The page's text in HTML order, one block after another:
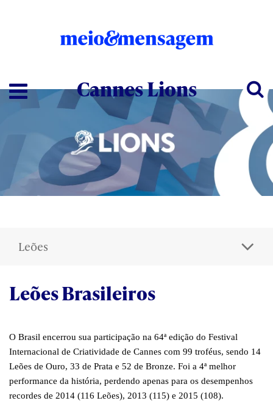
Cannes Lions
Leões
Leões Brasileiros
O Brasil encerrou sua participação na 64ª edição do Festival
Internacional de Criatividade de Cannes com 99 troféus, sendo 14
Leões de Ouro, 33 de Prata e 52 de Bronze. Foi a 4ª melhor
performance da história, perdendo apenas para os desempenhos
recordes de 2014 (116 Leões), 2013 (115) e 2015 (108).